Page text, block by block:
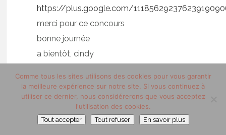
https://plus.google.com/
merci pour ce concours
bonne journée
a bientôt, cindy
BRAHY VERONIQUE
11 septembre 2013 at 10 h 27 min
Comme tous les sites utilisons des cookies pour vous garantir
la meilleure expérience sur notre site. Si vous continuez à
utiliser ce dernier, nous considérerons que vous acceptez
l'utilisation des cookies.
Tout accepter Tout refuser En savoir plus